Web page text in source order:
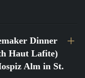
Dinner
Haut Lafite)
Alm in St.